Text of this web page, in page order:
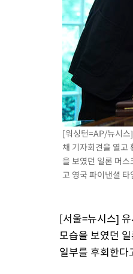
진…상생무역금융 5조 공급"
[속보]강훈식 "연내
[속보]경찰, '내부 비
누그러진 극한 폭염
제주 골프장서 멧돼
[속보]원·달러 환율,
[속보]코스피, 40.89
[속보]코스닥, 55.66
대포통장 107개로 불
[속보]이 대통령 "2028
로 임시 배치해 산단 조기 착공"
포항스틸야드 관중석
[속보]'전장연 시위' 1호선
[속보]원·달러 환율, 오전
[속보]코스닥, 8.85포인
[속보]코스피, 47.56포인
[워싱턴=AP/뉴시스
채 기자회견을 열고
을 보였던 일론 머
고 영국 파이낸셜
[서울=뉴시스]
모습을 보였던
일부를 후회한